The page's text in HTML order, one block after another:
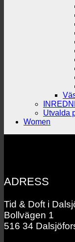
Utvalda
Women
ADRESS
Tid & Doft i
Bollvägen 1
516 34